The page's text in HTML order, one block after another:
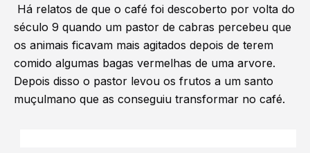
Há relatos de que o café foi descoberto por volta do
século 9 quando um pastor de cabras percebeu que
os animais ficavam mais agitados depois de terem
comido algumas bagas vermelhas de uma arvore.
Depois disso o pastor levou os frutos a um santo
muçulmano que as conseguiu transformar no café.